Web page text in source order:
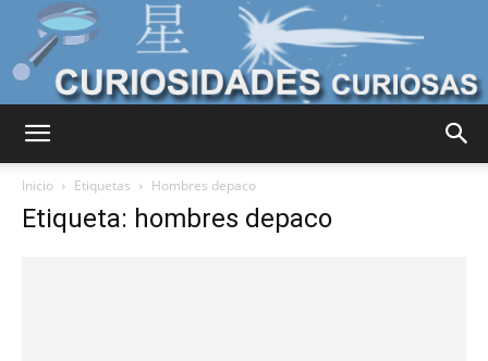
Inicio Etiquetas Hombres depaco
Etiqueta: hombres depaco